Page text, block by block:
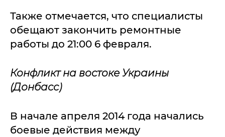
Также отмечается, что специалисты
обещают закончить ремонтные
работы до 21:00 6 февраля.
Конфликт на востоке Украины
(Донбасс)
В начале апреля 2014 года начались
боевые действия между